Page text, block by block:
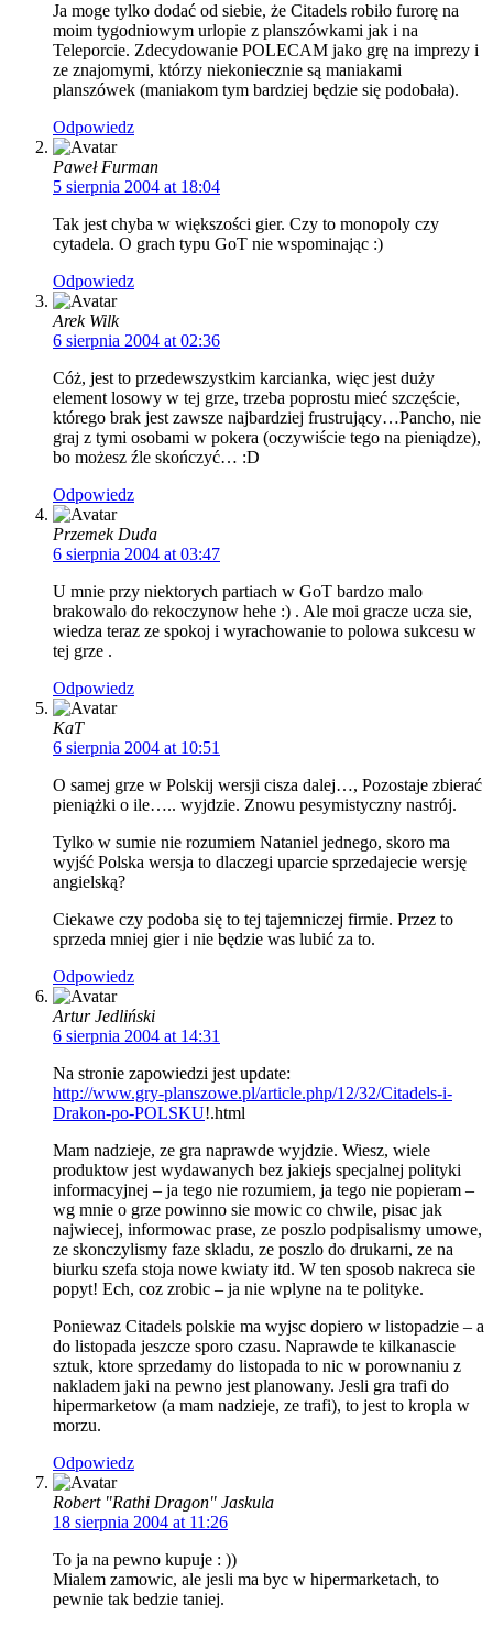
Ja moge tylko dodać od siebie, że Citadels robiło furorę na
moim tygodniowym urlopie z planszówkami jak i na
Teleporcie. Zdecydowanie POLECAM jako grę na imprezy i
ze znajomymi, którzy niekoniecznie są maniakami
planszówek (maniakom tym bardziej będzie się podobała).
Odpowiedz
Paweł Furman
5 sierpnia 2004 at 18:04
Tak jest chyba w większości gier. Czy to monopoly czy
cytadela. O grach typu GoT nie wspominając :)
Odpowiedz
Arek Wilk
6 sierpnia 2004 at 02:36
Cóż, jest to przedewszystkim karcianka, więc jest duży
element losowy w tej grze, trzeba poprostu mieć szczęście,
którego brak jest zawsze najbardziej frustrujący…Pancho, nie
graj z tymi osobami w pokera (oczywiście tego na pieniądze),
bo możesz źle skończyć… :D
Odpowiedz
Przemek Duda
6 sierpnia 2004 at 03:47
U mnie przy niektorych partiach w GoT bardzo malo
brakowalo do rekoczynow hehe :) . Ale moi gracze ucza sie,
wiedza teraz ze spokoj i wyrachowanie to polowa sukcesu w
tej grze .
Odpowiedz
KaT
6 sierpnia 2004 at 10:51
O samej grze w Polskij wersji cisza dalej…, Pozostaje zbierać
pieniążki o ile….. wyjdzie. Znowu pesymistyczny nastrój.
Tylko w sumie nie rozumiem Nataniel jednego, skoro ma
wyjść Polska wersja to dlaczegi uparcie sprzedajecie wersję
angielską?
Ciekawe czy podoba się to tej tajemniczej firmie. Przez to
sprzeda mniej gier i nie będzie was lubić za to.
Odpowiedz
Artur Jedliński
6 sierpnia 2004 at 14:31
Na stronie zapowiedzi jest update:
http://www.gry-planszowe.pl/article.php/12/32/Citadels-i-
Drakon-po-POLSKU!.html
Mam nadzieje, ze gra naprawde wyjdzie. Wiesz, wiele
produktow jest wydawanych bez jakiejs specjalnej polityki
informacyjnej – ja tego nie rozumiem, ja tego nie popieram –
wg mnie o grze powinno sie mowic co chwile, pisac jak
najwiecej, informowac prase, ze poszlo podpisalismy umowe,
ze skonczylismy faze skladu, ze poszlo do drukarni, ze na
biurku szefa stoja nowe kwiaty itd. W ten sposob nakreca sie
popyt! Ech, coz zrobic – ja nie wplyne na te polityke.
Poniewaz Citadels polskie ma wyjsc dopiero w listopadzie – a
do listopada jeszcze sporo czasu. Naprawde te kilkanascie
sztuk, ktore sprzedamy do listopada to nic w porownaniu z
nakladem jaki na pewno jest planowany. Jesli gra trafi do
hipermarketow (a mam nadzieje, ze trafi), to jest to kropla w
morzu.
Odpowiedz
Robert "Rathi Dragon" Jaskula
18 sierpnia 2004 at 11:26
To ja na pewno kupuje : ))
Mialem zamowic, ale jesli ma byc w hipermarketach, to
pewnie tak bedzie taniej.